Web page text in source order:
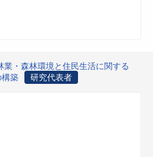
業・森林環境と住民生活に関する
構築
研究代表者